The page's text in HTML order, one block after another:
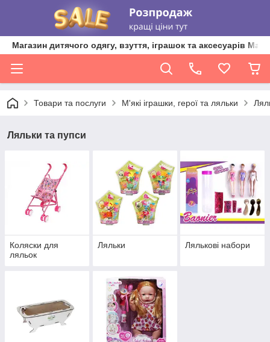
Магазин дитячого одягу, взуття, іграшок та аксесуарів
Товари та послуги М'які іграшки, герої та ляльки
Ляльки та пупси
Коляски для
ляльок
Ляльки Лялькові набори